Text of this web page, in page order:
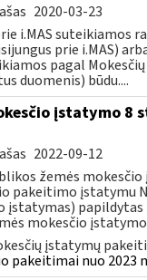
2020-03-23
i.MAS suteikiamos
prie i.MAS)
pagal
duomenis) būdu....
įstatymo 8
2022-09-12
žemės
pakeitimo įstatymu
įstatymas) papildytas
mokesčio
įstatymų
pakeitimai nuo 2023